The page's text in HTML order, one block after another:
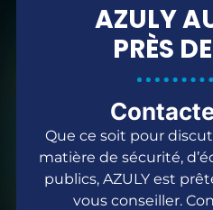
AZULY
PRÈS
Que ce soit pour
matière de sécurité,
publics, AZULY est
vous conseiller.